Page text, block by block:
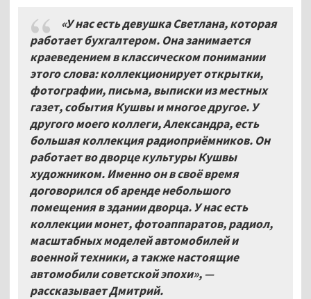
«У нас есть девушка Светлана, которая
работает бухгалтером. Она занимается
краеведением в классическом понимании
этого слова: коллекционирует открытки,
фотографии, письма, выписки из местных
газет, события Кушвы и многое другое. У
другого моего коллеги, Александра, есть
большая коллекция радиоприёмников. Он
работает во дворце культуры Кушвы
художником. Именно он в своё время
договорился об аренде небольшого
помещения в здании дворца. У нас есть
коллекции монет, фотоаппаратов, радиол,
масштабных моделей автомобилей и
военной техники, а также настоящие
автомобили советской эпохи», —
рассказывает Дмитрий.